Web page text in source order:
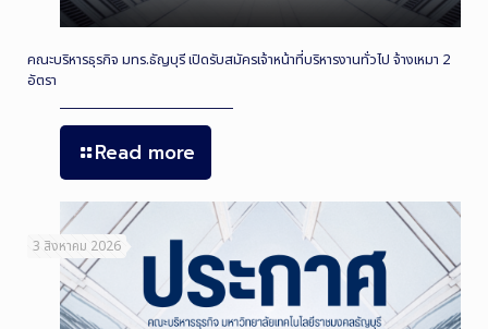
คณะบริหารธุรกิจ มทร.ธัญบุรี เปิดรับสมัครเจ้าหน้าที่บริหารงานทั่วไป จ้างเหมา 2
อัตรา
Read more
3 สิงหาคม 2026